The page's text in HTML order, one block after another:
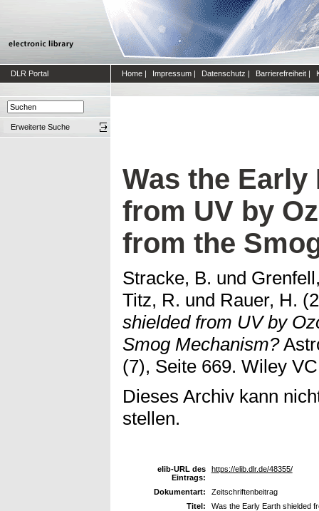
DLR Portal Home | Impressum | Datenschutz | Barrierefreiheit |
Erweiterte Suche
Was the
from UV by
from the
Stracke, B. und
Titz, R. und Rauer, H.
shielded from UV by
Smog Mechanism?
(7), Seite 669. Wiley
Dieses Archiv kann
stellen.
elib-URL des
Eintrags:
https://elib.dlr.de/48355/
Dokumentart:
Zeitschriftenbeitrag
Titel:
Was the Early Earth shielded